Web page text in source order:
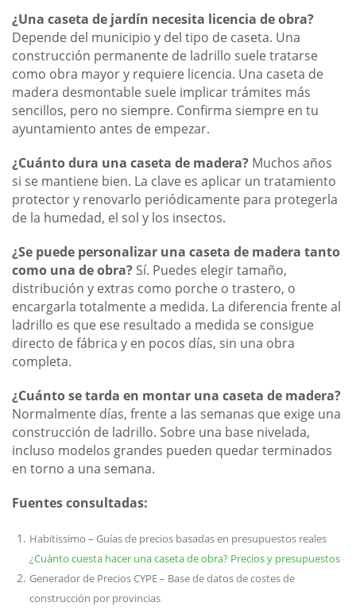
¿Una caseta de jardín necesita licencia de obra?
Depende del municipio y del tipo de caseta. Una
construcción permanente de ladrillo suele tratarse
como obra mayor y requiere licencia. Una caseta de
madera desmontable suele implicar trámites más
sencillos, pero no siempre. Confirma siempre en tu
ayuntamiento antes de empezar.
¿Cuánto dura una caseta de madera? Muchos años
si se mantiene bien. La clave es aplicar un tratamiento
protector y renovarlo periódicamente para protegerla
de la humedad, el sol y los insectos.
¿Se puede personalizar una caseta de madera tanto
como una de obra? Sí. Puedes elegir tamaño,
distribución y extras como porche o trastero, o
encargarla totalmente a medida. La diferencia frente al
ladrillo es que ese resultado a medida se consigue
directo de fábrica y en pocos días, sin una obra
completa.
¿Cuánto se tarda en montar una caseta de madera?
Normalmente días, frente a las semanas que exige una
construcción de ladrillo. Sobre una base nivelada,
incluso modelos grandes pueden quedar terminados
en torno a una semana.
Fuentes consultadas:
Habitissimo – Guías de precios basadas en presupuestos reales
¿Cuánto cuesta hacer una caseta de obra? Precios y presupuestos
Generador de Precios CYPE – Base de datos de costes de
construcción por provincias